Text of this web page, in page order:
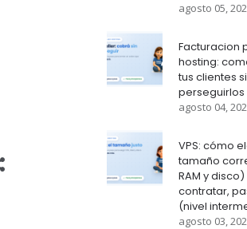
agosto 05,
Facturacion
hosting:
tus clientes
agosto 04,
VPS: cómo
tamaño
RAM y
contratar,
(nivel
agosto 03,